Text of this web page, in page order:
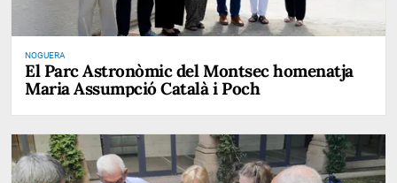
NOGUERA
El Parc Astronòmic del Montsec homenatja
Maria Assumpció Català i Poch